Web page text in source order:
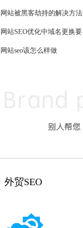
网站被黑客劫持的解决方法
网站SEO优化中域名更换要
网站seo该怎么样做
外贸SEO